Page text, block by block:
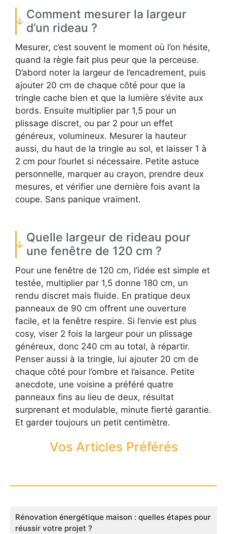
Comment mesurer la largeur
d’un rideau ?
Mesurer, c’est souvent le moment où l’on hésite,
quand la règle fait plus peur que la perceuse.
D’abord noter la largeur de l’encadrement, puis
ajouter 20 cm de chaque côté pour que la
tringle cache bien et que la lumière s’évite aux
bords. Ensuite multiplier par 1,5 pour un
plissage discret, ou par 2 pour un effet
généreux, volumineux. Mesurer la hauteur
aussi, du haut de la tringle au sol, et laisser 1 à
2 cm pour l’ourlet si nécessaire. Petite astuce
personnelle, marquer au crayon, prendre deux
mesures, et vérifier une dernière fois avant la
coupe. Sans panique vraiment.
Quelle largeur de rideau pour
une fenêtre de 120 cm ?
Pour une fenêtre de 120 cm, l’idée est simple et
testée, multiplier par 1,5 donne 180 cm, un
rendu discret mais fluide. En pratique deux
panneaux de 90 cm offrent une ouverture
facile, et la fenêtre respire. Si l’envie est plus
cosy, viser 2 fois la largeur pour un plissage
généreux, donc 240 cm au total, à répartir.
Penser aussi à la tringle, lui ajouter 20 cm de
chaque côté pour l’ombre et l’aisance. Petite
anecdote, une voisine a préféré quatre
panneaux fins au lieu de deux, résultat
surprenant et modulable, minute fierté garantie.
Et garder toujours un petit centimètre.
Vos Articles Préférés
Rénovation énergétique maison : quelles étapes pour
réussir votre projet ?